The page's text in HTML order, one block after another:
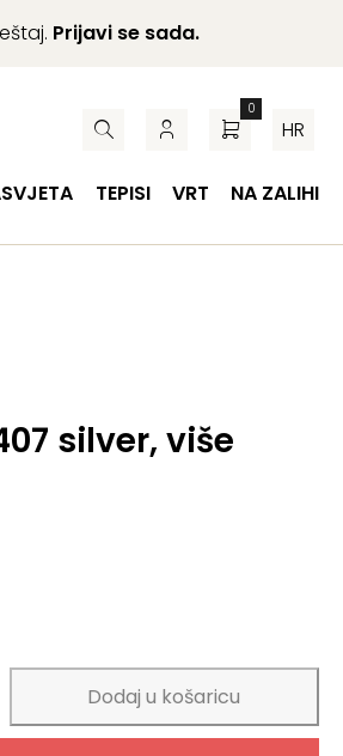
Prijavi se sada.
0
HR
TEPISI VRT NA ZALIHI
silver, više
Dodaj u košaricu